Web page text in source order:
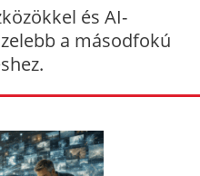
és AI-
a másodfokú